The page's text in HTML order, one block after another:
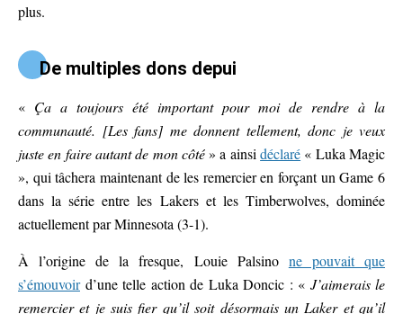
plus.
De multiples dons depui
« Ça a toujours été important pour moi de rendre à la
communauté. [Les fans] me donnent tellement, donc je veux
juste en faire autant de mon côté» a ainsidéclaré « Luka Magic
», qui tâchera maintenant de les remercier en forçant un Game 6
dans la série entre les Lakers et les Timberwolves, dominée
actuellement par Minnesota (3-1).
À l’origine de la fresque, Louie Palsino ne pouvait que
s’émouvoird’une telle action de Luka Doncic : « J’aimerais le
remercier et je suis fier qu’il soit désormais un Laker et qu’il